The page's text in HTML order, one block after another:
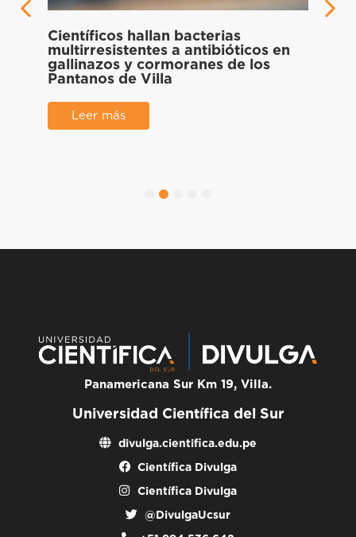
Científicos hallan bacterias
multirresistentes a antibióticos en
gallinazos y cormoranes de los
Pantanos de Villa
Leer más
5
Panamericana Sur Km 19, Villa.
Universidad Científica del Sur
divulga.cientifica.edu.pe
Científica Divulga
Científica Divulga
@DivulgaUcsur